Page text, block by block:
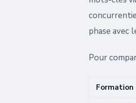
phase avec
Pour
Formation